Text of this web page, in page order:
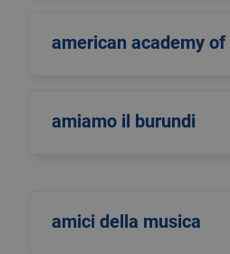
american academy
amiamo il burundi
amici della musica